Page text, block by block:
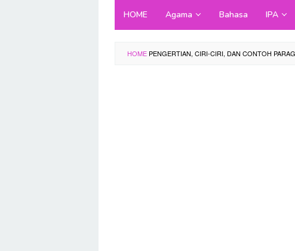
HOME Agama Bahasa IPA
HOME PENGERTIAN, CIRI-CIRI, DAN CONTOH